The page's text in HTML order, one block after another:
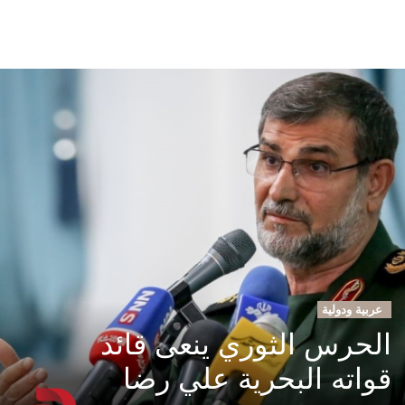
عربية ودولية
الحرس الثوري ينعى قائد
قواته البحرية علي رضا